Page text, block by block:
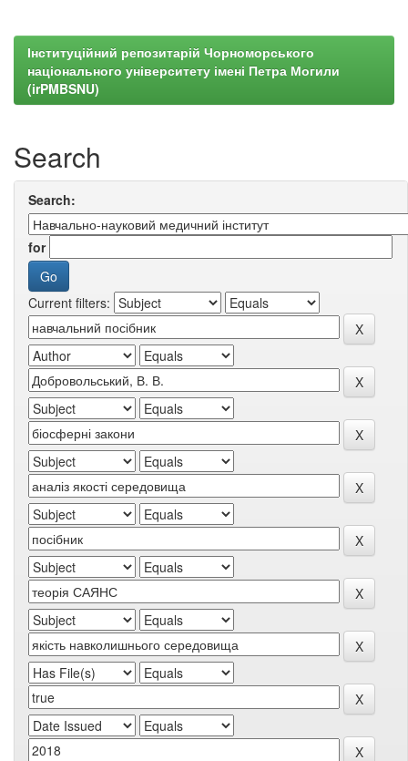
Інституційний репозитарій Чорноморського
національного університету імені Петра Могили
(irPMBSNU)
Search
Search:
for
Current filters: